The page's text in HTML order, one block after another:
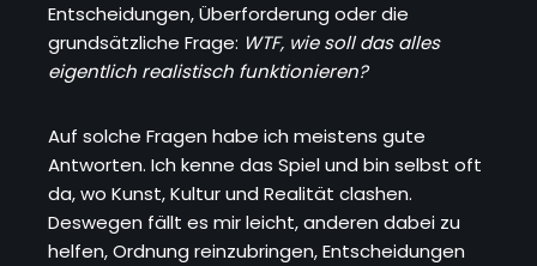
Entscheidungen, Überforderung oder die
grundsätzliche Frage: WTF, wie soll das alles
eigentlich realistisch funktionieren?
Auf solche Fragen habe ich meistens gute
Antworten. Ich kenne das Spiel und bin selbst oft
da, wo Kunst, Kultur und Realität clashen.
Deswegen fällt es mir leicht, anderen dabei zu
helfen, Ordnung reinzubringen, Entscheidungen